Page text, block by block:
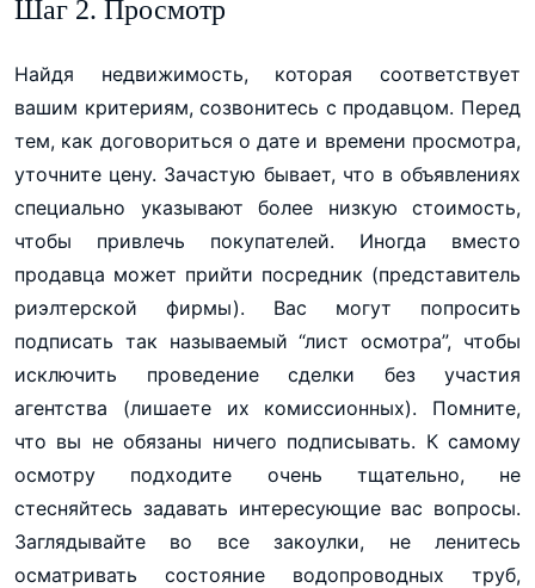
Шаг 2. Просмотр
Найдя недвижимость, которая соответствует
вашим критериям, созвонитесь с продавцом. Перед
тем, как договориться о дате и времени просмотра,
уточните цену. Зачастую бывает, что в объявлениях
специально указывают более низкую стоимость,
чтобы привлечь покупателей. Иногда вместо
продавца может прийти посредник (представитель
риэлтерской фирмы). Вас могут попросить
подписать так называемый “лист осмотра”, чтобы
исключить проведение сделки без участия
агентства (лишаете их комиссионных). Помните,
что вы не обязаны ничего подписывать. К самому
осмотру подходите очень тщательно, не
стесняйтесь задавать интересующие вас вопросы.
Заглядывайте во все закоулки, не ленитесь
осматривать состояние водопроводных труб,